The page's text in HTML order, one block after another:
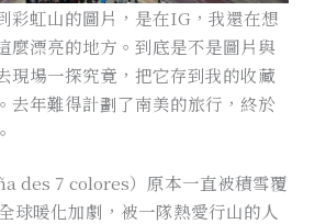
彩虹山的圖片，是在IG，我還在想
麼漂亮的地方。到底是不是圖片與
現場一探究竟，把它存到我的收藏
去年難得計劃了南美的旅行，終於
des 7 colores）原本一直被積雪覆
球暖化加劇，被一隊熱愛行山的人